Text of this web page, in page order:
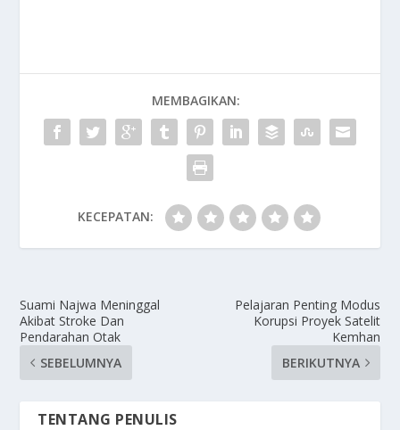
MEMBAGIKAN:
KECEPATAN:
Suami Najwa Meninggal
Akibat Stroke Dan
Pendarahan Otak
SEBELUMNYA
Pelajaran Penting Modus
Korupsi Proyek Satelit
Kemhan
BERIKUTNYA
TENTANG PENULIS